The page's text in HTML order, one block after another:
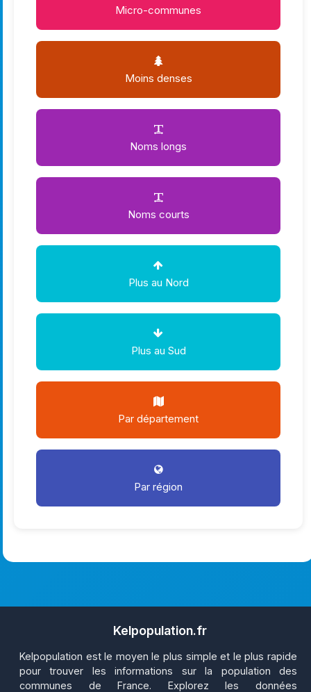
Micro-communes
Moins denses
Noms longs
Noms courts
Plus au Nord
Plus au Sud
Par département
Par région
Kelpopulation.fr
Kelpopulation est le moyen le plus simple et le plus rapide
pour trouver les informations sur la population des
communes de France. Explorez les données